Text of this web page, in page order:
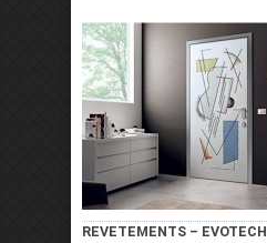
REVETEMENTS – EVOTECH